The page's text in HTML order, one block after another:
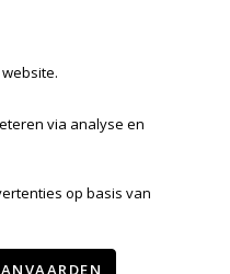
via analyse en
op basis van